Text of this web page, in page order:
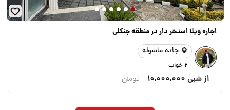
اجاره ویلا استخر دار در منطقه جنگلی
جاده ماسوله
2 خواب
از شبی 10,000,000 تومان